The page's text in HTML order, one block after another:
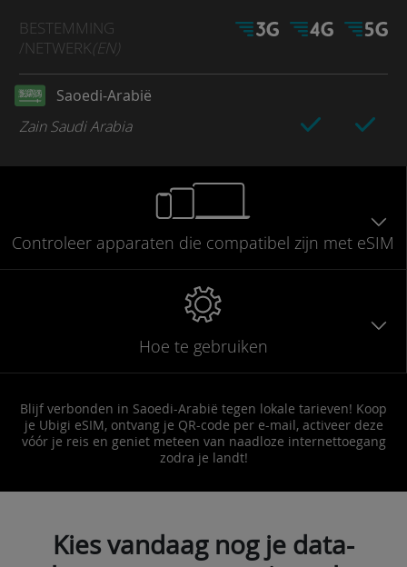
BESTEMMING
/NETWERK(EN)
Saoedi-Arabië
Zain Saudi Arabia
Controleer apparaten die compatibel zijn met eSIM
Hoe te gebruiken
Blijf verbonden in Saoedi-Arabië tegen lokale tarieven! Koop
je Ubigi eSIM, ontvang je QR-code per e-mail, activeer deze
vóór je reis en geniet meteen van naadloze internettoegang
zodra je landt!
Kies vandaag nog je data-